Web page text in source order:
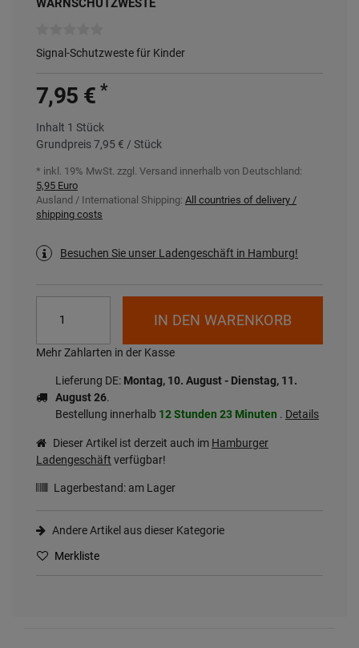
Signal-Schutzweste für Kinder
7,95 €*
Inhalt 1 Stück
Grundpreis7,95 € / Stück
* inkl. 19% MwSt. zzgl. Versand innerhalb von Deutschland:
5,95 Euro
Ausland / International Shipping: All countries of delivery /
shipping costs
Besuchen Sie unser Ladengeschäft in Hamburg!
IN DEN WARENKORB
Mehr Zahlarten in der Kasse
Lieferung DE: Montag, 10. August - Dienstag, 11.
August 26.
Bestellung innerhalb 12 Stunden 23 Minuten . Details
Dieser Artikel ist derzeit auch im Hamburger
Ladengeschäft verfügbar!
Lagerbestand: am Lager
Andere Artikel aus dieser Kategorie
Merkliste